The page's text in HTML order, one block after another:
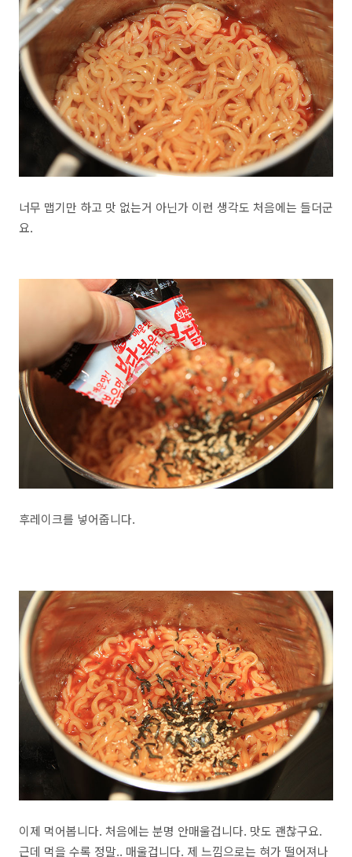
너무 맵기만 하고 맛 없는거 아닌가 이런 생각도 처음에는 들더군
요.
후레이크를 넣어줍니다.
이제 먹어봅니다. 처음에는 분명 안매울겁니다. 맛도 괜찮구요.
근데 먹을 수록 정말.. 매울겁니다. 제 느낌으로는 혀가 떨어져나